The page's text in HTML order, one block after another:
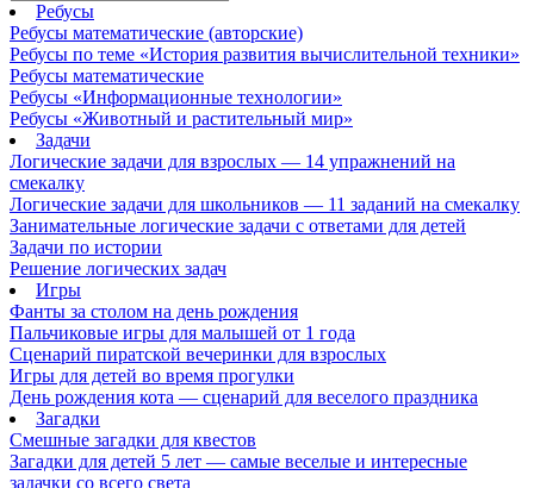
Ребусы
Ребусы математические (авторские)
Ребусы по теме «История развития вычислительной техники»
Ребусы математические
Ребусы «Информационные технологии»
Ребусы «Животный и растительный мир»
Задачи
Логические задачи для взрослых — 14 упражнений на
смекалку
Логические задачи для школьников — 11 заданий на смекалку
Занимательные логические задачи с ответами для детей
Задачи по истории
Решение логических задач
Игры
Фанты за столом на день рождения
Пальчиковые игры для малышей от 1 года
Сценарий пиратской вечеринки для взрослых
Игры для детей во время прогулки
День рождения кота — сценарий для веселого праздника
Загадки
Смешные загадки для квестов
Загадки для детей 5 лет — самые веселые и интересные
задачки со всего света